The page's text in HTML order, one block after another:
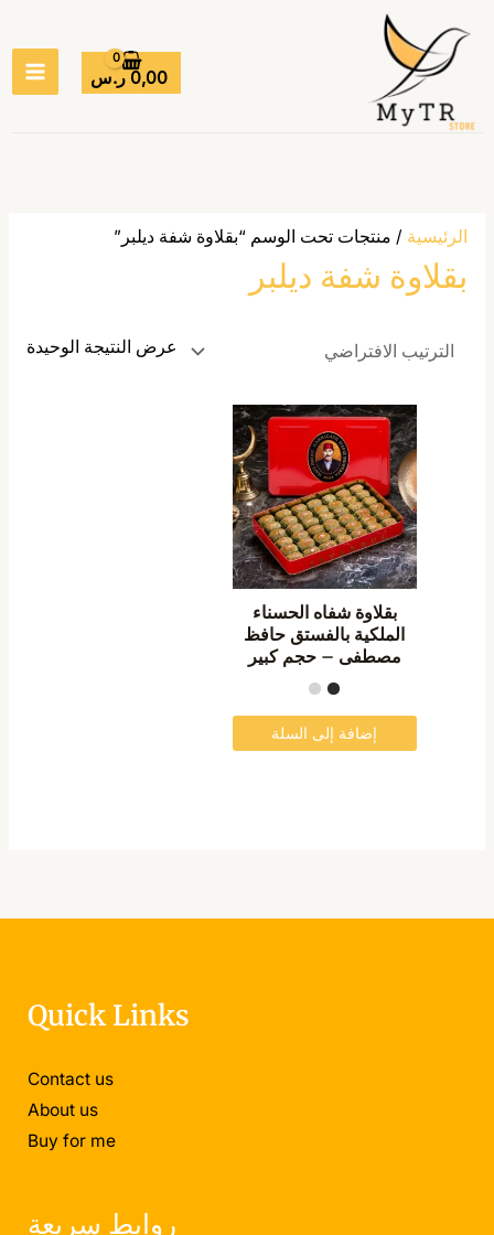
المحتوى
0,00 ر.س
الرئيسية / منتجات تحت الوسم “بقلاوة شفة ديلبر”
بقلاوة شفة ديلبر
عرض النتيجة الوحيدة
بقلاوة شفاه الحسناء
الملكية بالفستق حافظ
مصطفى – حجم كبير
إضافة إلى السلة
Quick Links
Contact us
About us
Buy for me
روابط سريعة